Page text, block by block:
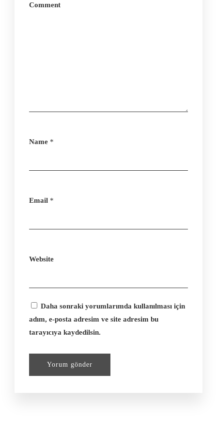
Comment
Name *
Email *
Website
Daha sonraki yorumlarımda kullanılması için
adım, e-posta adresim ve site adresim bu
tarayıcıya kaydedilsin.